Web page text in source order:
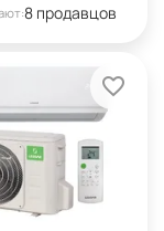
8 продавцов